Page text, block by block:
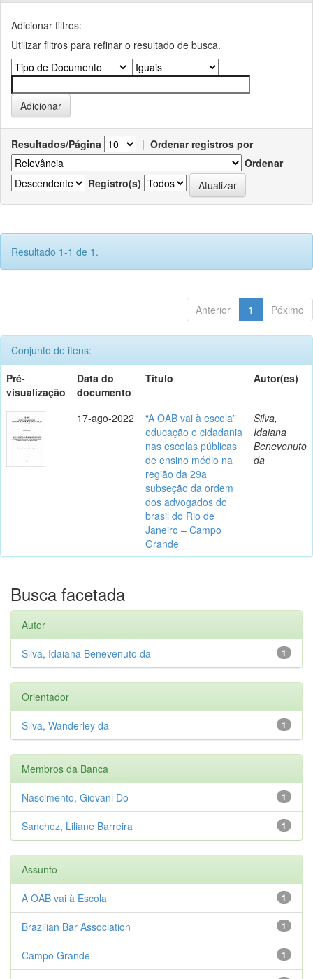
Adicionar filtros:
Utilizar filtros para refinar o resultado de busca.
Resultados/Página | Ordenar registros por
Ordenar
Registro(s)
Resultado 1-1 de 1.
Anterior 1 Póximo
Conjunto de itens:
Pré-
visualização
Data do
documento
Título Autor(es)
17-ago-2022
“A OAB vai à escola”
educação e cidadania
nas escolas públicas
de ensino médio na
região da 29a
subseção da ordem
dos advogados do
brasil do Rio de
Janeiro – Campo
Grande
Silva,
Idaiana
Benevenuto
da
Busca facetada
Autor
1
Silva, Idaiana Benevenuto da
Orientador
1
Silva, Wanderley da
Membros da Banca
1
Nascimento, Giovani Do
1
Sanchez, Liliane Barreira
Assunto
1
A OAB vai à Escola
1
Brazilian Bar Association
1
Campo Grande